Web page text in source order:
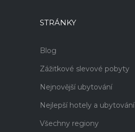
STRÁNKY
Blog
Zážitkové slevové pobyty
Nejnovější ubytování
Nejlepší hotely a ubytování
Všechny regiony